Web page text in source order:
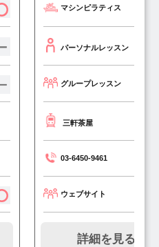
マシンピラティス
パーソナルレッスン
グループレッスン
三軒茶屋
03-6450-9461
ウェブサイト
詳細を見る